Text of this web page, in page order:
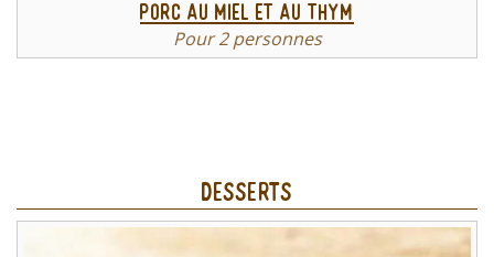
Porc au miel et au thym
Pour 2 personnes
Desserts